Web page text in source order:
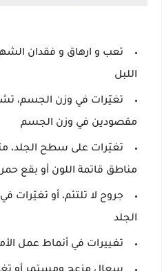
تعب و ارهاق و فقدان
اللبل
تغيّرات في وزن الجسم،
مقصودين في وزن الجسم
تغيّرات على سطح الجلد،
مناطق قاتمة اللون أو بقع
جروح لا تلتئم، أو
الجلد
تغييرات في أنماط عمل